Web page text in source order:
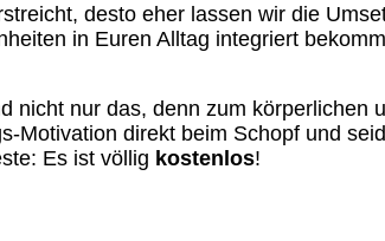
desto eher lassen wir die
in Euren Alltag integriert
nicht nur das, denn zum körperlichen
Motivation direkt beim Schopf und
Es ist völlig kostenlos!